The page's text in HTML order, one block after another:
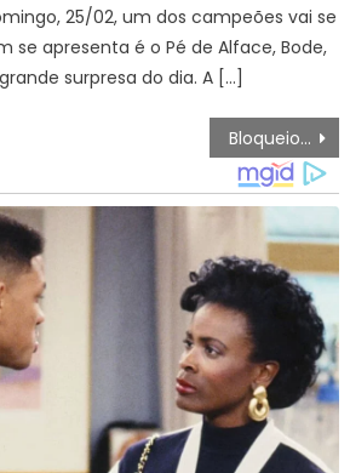
25/02, um dos campeões vai se
se apresenta é o Pé de Alface, Bode,
surpresa do dia. A […]
Bloqueios e pressão popular exigem renúncia do presidente da Bolívia